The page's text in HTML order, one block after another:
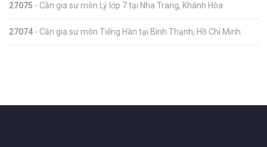
27075 - Cần gia sư môn Lý lớp 7 tại Nha Trang, Khánh Hòa
27074 - Cần gia sư môn Tiếng Hàn tại Bình Thạnh, Hồ Chí Minh